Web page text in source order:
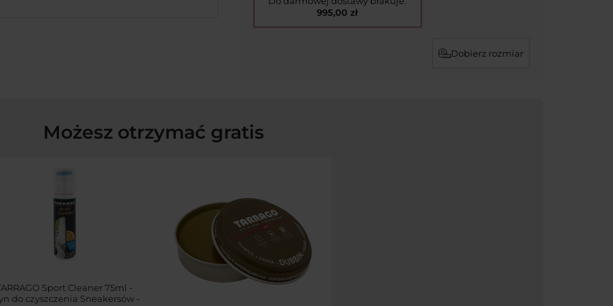
995,00 zł
Dobierz rozmiar
Możesz otrzymać gratis
Sport Cleaner 75ml -
do czyszczenia Sneakersów -